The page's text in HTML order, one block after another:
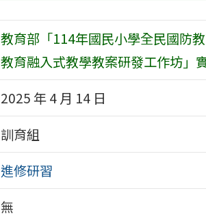
教育部「114年國民小學全民國防
教育融入式教學教案研發工作坊」
2025 年 4 月 14 日
訓育組
進修研習
無